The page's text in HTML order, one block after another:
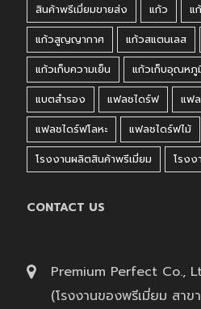
สินค้าพรีเมี่ยมขายส่ง
แก้ว
แ
แก้วสูญญากาศ
แก้วสแตนเลส
แก้วเก็บความเย็น
แก้วเก็บอุณหภู
แบตสำรอง
แฟลชไดร์ฟ
แฟ
แฟลชไดร์ฟโลหะ
แฟลชไดร์ฟไม้
โรงงานผลิตสินค้าพรีเมี่ยม
โรงง
CONTACT US
Premium Perfect Co.,
(โรงงานของพรีเมี่ยม สาข